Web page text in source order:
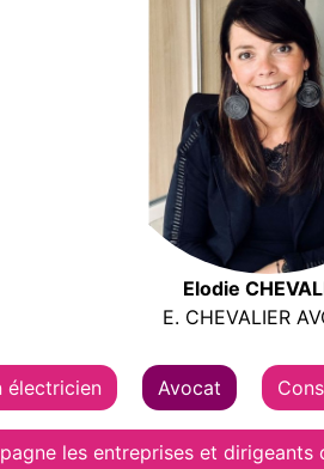
Elodie
E. CHEVALIER
électricien Avocat
les entreprises et